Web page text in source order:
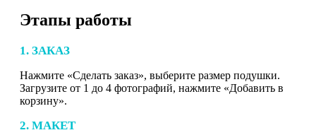
Этапы работы
1. ЗАКАЗ
Нажмите «Сделать заказ», выберите размер подушки.
Загрузите от 1 до 4 фотографий, нажмите «Добавить в
корзину».
2. МАКЕТ